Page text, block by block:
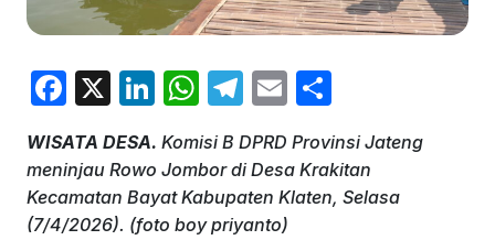
F
c
e
b
X
Li
k
e
dI
W
at
s
A
T
e
gr
a
E
ai
l
ar
e
WISATA DESA. Komisi B DPRD Provinsi Jateng
meninjau Rowo Jombor di Desa Krakitan
Kecamatan Bayat Kabupaten Klaten, Selasa
(7/4/2026). (foto boy priyanto)